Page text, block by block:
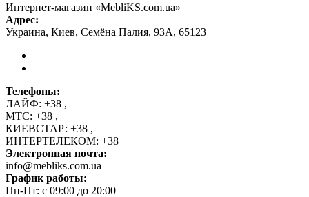
Интернет-магазин «MebliKS.com.ua»
Адрес:
Украина, Киев, Семёна Палия, 93А, 65123
Телефоны:
ЛАЙФ: +38 ,
МТС: +38 ,
КИЕВСТАР: +38 ,
ИНТЕРТЕЛЕКОМ: +38
Электронная почта:
info@mebliks.com.ua
График работы:
Пн-Пт: с 09:00 до 20:00